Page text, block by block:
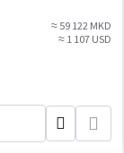
≈ 59 122 MKD
≈ 1 107 USD